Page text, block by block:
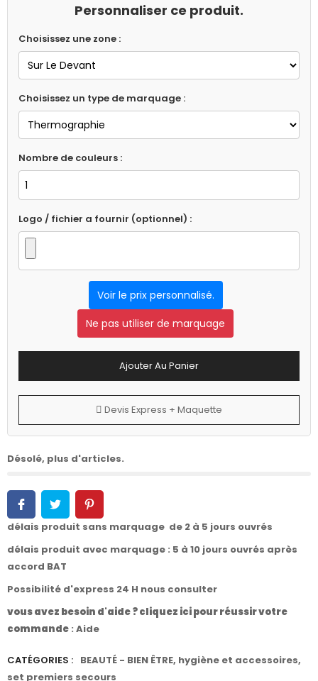
Personnaliser ce produit.
Choisissez une zone :
Choisissez un type de marquage :
Nombre de couleurs :
Logo / fichier a fournir (optionnel) :
Voir le prix personnalisé.
Ne pas utiliser de marquage
Ajouter Au Panier
Devis Express + Maquette
Désolé, plus d'articles.
délais produit sans marquage de 2 à 5 jours ouvrés
délais produit avec marquage : 5 à 10 jours ouvrés après
accord BAT
Possibilité d'express 24 H nous consulter
vous avez besoin d'aide ? cliquez ici pour réussir votre
commande : Aide
CATÉGORIES : BEAUTÉ - BIEN ÊTRE, hygiène et accessoires,
set premiers secours